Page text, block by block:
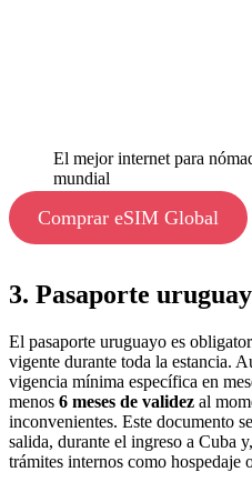
El mejor internet para
mundial
Comprar eSIM Global
3. Pasaporte
El pasaporte uruguayo es
vigente durante toda la estancia.
vigencia mínima específica en
menos 6 meses de validez al
inconvenientes. Este documento
salida, durante el ingreso a Cuba
trámites internos como hospedaje